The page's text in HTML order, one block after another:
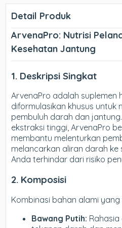
Detail Produk
ArvenaPro: Nutrisi
Kesehatan Jantung
1. Deskripsi Singkat
ArvenaPro adalah suplemen
diformulasikan khusus untuk
pembuluh darah dan
ekstraksi tinggi, ArvenaPro
membantu melenturkan
melancarkan aliran darah ke
Anda terhindar dari risiko
2. Komposisi
Kombinasi bahan alami yang
Bawang Putih: